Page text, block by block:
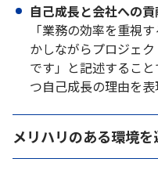
自己成長と会社への
「業務の効率を重視
かしながらプロジェ
です」と記述するこ
つ自己成長の理由を表
メリハリのある環境を